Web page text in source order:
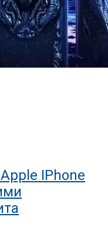
IPhone